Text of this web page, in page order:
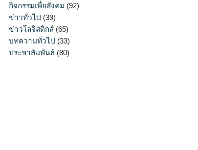
กิจกรรมเพื่อสังคม (92)
ข่าวทั่วไป (39)
ข่าวโลจิสติกส์ (65)
บทความทั่วไป (33)
ประชาสัมพันธ์ (80)